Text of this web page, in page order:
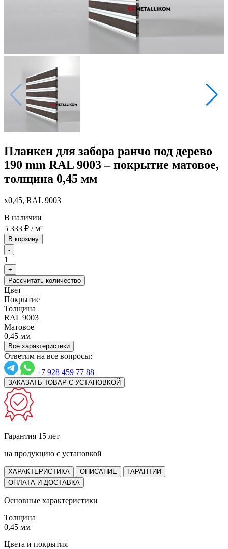
Планкен для забора ранчо под дерево
190 mm RAL 9003 – покрытие матовое,
толщина 0,45 мм
x0,45, RAL 9003
В наличии
5 333 ₽ / м²
В корзину
-
1
+
Рассчитать количество
Цвет
Покрытие
Толщина
RAL 9003
Матовое
0,45 мм
Все характеристики
Ответим на все вопросы:
+7 928 459 77 88
ЗАКАЗАТЬ ТОВАР С УСТАНОВКОЙ
Гарантия 15 лет
на продукцию с установкой
ХАРАКТЕРИСТИКА ОПИСАНИЕ
ГАРАНТИИ
ОПЛАТА И ДОСТАВКА
Основные характеристики
Толщина
0,45 мм
Цвета и покрытия